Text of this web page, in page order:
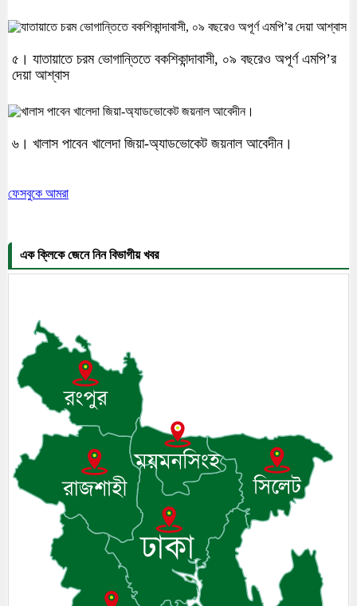
৫। যাতায়াতে চরম ভোগান্তিতে বকশিকান্দাবাসী, ০৯ বছরেও অপূর্ণ এমপি’র
দেয়া আশ্বাস
৬। খালাস পাবেন খালেদা জিয়া-অ্যাডভোকেট জয়নাল আবেদীন।
ফেসবুকে আমরা
এক ক্লিকে জেনে নিন বিভাগীয় খবর